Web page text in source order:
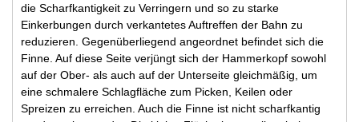
die Scharfkantigkeit zu Verringern und so zu starke
Einkerbungen durch verkantetes Auftreffen der Bahn zu
reduzieren. Gegenüberliegend angeordnet befindet sich die
Finne. Auf diese Seite verjüngt sich der Hammerkopf sowohl
auf der Ober- als auch auf der Unterseite gleichmäßig, um
eine schmalere Schlagfläche zum Picken, Keilen oder
Spreizen zu erreichen. Auch die Finne ist nicht scharfkantig